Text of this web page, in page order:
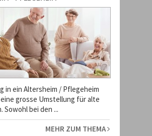
in ein Altersheim / Pflegeheim
grosse Umstellung für alte
Sowohl bei den ...
MEHR ZUM THEMA